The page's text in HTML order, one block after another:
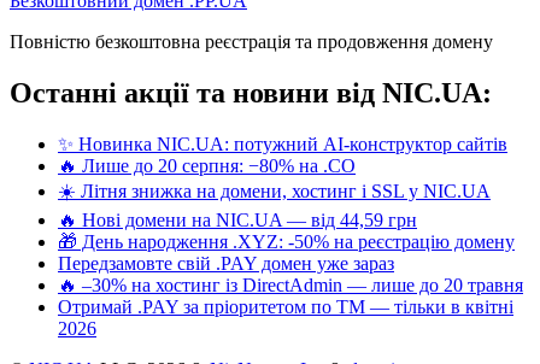
Повністю безкоштовна реєстрація та продовження домену
Останні акції та новини від NIC.UA:
✨ Новинка NIC.UA: потужний AI-конструктор сайтів
🔥 Лише до 20 серпня: −80% на .CO
☀️ Літня знижка на домени, хостинг і SSL у NIC.UA
🔥 Нові домени на NIC.UA — від 44,59 грн
🎁 День народження .XYZ: -50% на реєстрацію домену
Передзамовте свій .PAY домен уже зараз
🔥 –30% на хостинг із DirectAdmin — лише до 20 травня
Отримай .PAY за пріоритетом по ТМ — тільки в квітні
2026